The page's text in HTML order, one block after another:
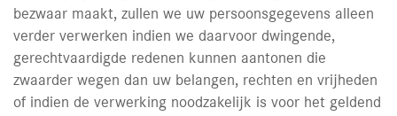
bezwaar maakt, zullen we uw persoonsgegevens alleen
verder verwerken indien we daarvoor dwingende,
gerechtvaardigde redenen kunnen aantonen die
zwaarder wegen dan uw belangen, rechten en vrijheden
of indien de verwerking noodzakelijk is voor het geldend